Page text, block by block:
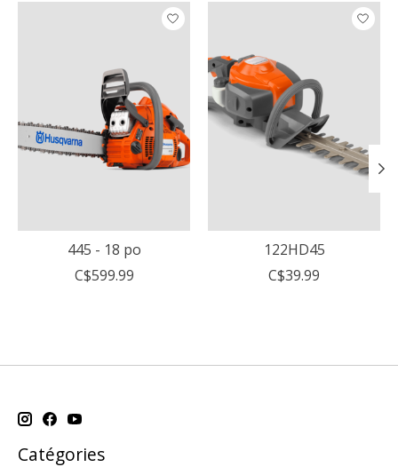
Articles du carrousel de produits
445 - 18 po
C$599.99
122HD45
C$39.99
Catégories